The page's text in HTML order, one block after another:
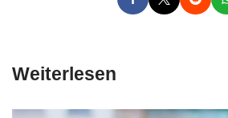
Weiterlesen